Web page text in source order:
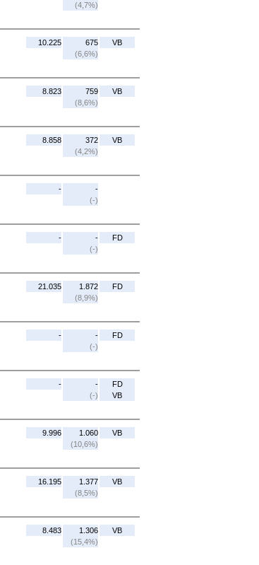
(4,7%)
10.225
675
(6,6%)
VB
8.823
759
(8,6%)
VB
8.858
372
(4,2%)
VB
-
-
(-)
-
-
(-)
FD
21.035
1.872
(8,9%)
FD
-
-
(-)
FD
-
-
(-)
FD
VB
9.996
1.060
(10,6%)
VB
16.195
1.377
(8,5%)
VB
8.483
1.306
(15,4%)
VB